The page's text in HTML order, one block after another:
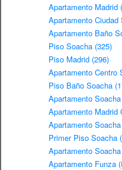
Apartamento Madrid
Apartamento Ciudad
Apartamento Baño
Piso Soacha (325)
Piso Madrid (296)
Apartamento Centro
Piso Baño Soacha
Apartamento
Apartamento Madrid
Apartamento
Primer Piso Soacha
Apartamento
Apartamento Funza